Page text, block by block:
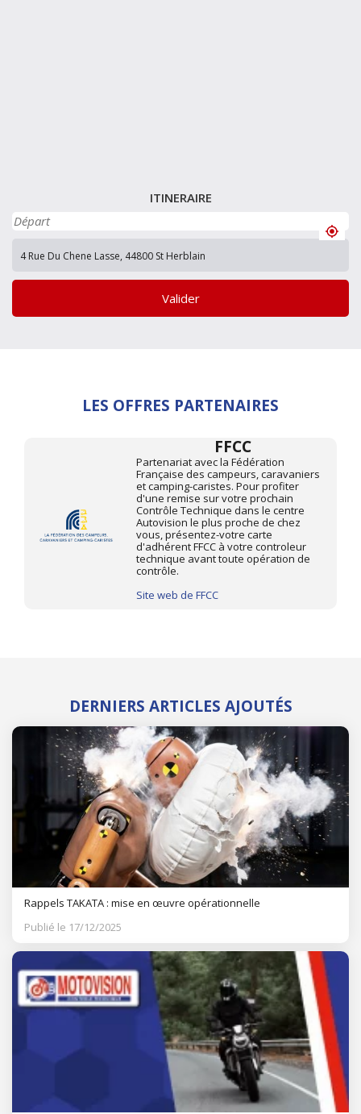
ITINERAIRE
Valider
LES OFFRES PARTENAIRES
FFCC
Partenariat avec la Fédération
Française des campeurs, caravaniers
et camping-caristes. Pour profiter
d'une remise sur votre prochain
Contrôle Technique dans le centre
Autovision le plus proche de chez
vous, présentez-votre carte
d'adhérent FFCC à votre controleur
technique avant toute opération de
contrôle.
Site web de FFCC
DERNIERS ARTICLES AJOUTÉS
Rappels TAKATA : mise en œuvre opérationnelle
Publié le 17/12/2025